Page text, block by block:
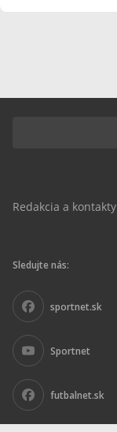
Redakcia a kontakty
Sledujte nás:
sportnet.sk
Sportnet
futbalnet.sk